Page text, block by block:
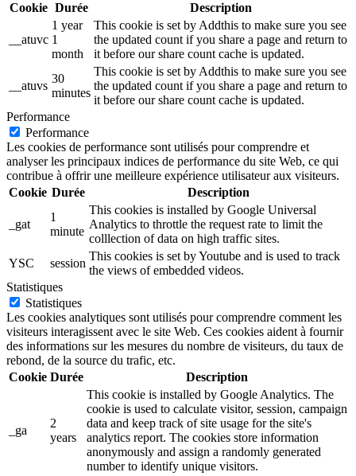
Cookie Durée Description
__atuvc
1 year
1
month
This cookie is set by Addthis to make sure you see
the updated count if you share a page and return to
it before our share count cache is updated.
__atuvs
30
minutes
This cookie is set by Addthis to make sure you see
the updated count if you share a page and return to
it before our share count cache is updated.
Performance
Performance
Les cookies de performance sont utilisés pour comprendre et
analyser les principaux indices de performance du site Web, ce qui
contribue à offrir une meilleure expérience utilisateur aux visiteurs.
Cookie Durée Description
_gat
1
minute
This cookies is installed by Google Universal
Analytics to throttle the request rate to limit the
colllection of data on high traffic sites.
YSC
session
This cookies is set by Youtube and is used to track
the views of embedded videos.
Statistiques
Statistiques
Les cookies analytiques sont utilisés pour comprendre comment les
visiteurs interagissent avec le site Web. Ces cookies aident à fournir
des informations sur les mesures du nombre de visiteurs, du taux de
rebond, de la source du trafic, etc.
Cookie Durée Description
_ga
2
years
This cookie is installed by Google Analytics. The
cookie is used to calculate visitor, session, campaign
data and keep track of site usage for the site's
analytics report. The cookies store information
anonymously and assign a randomly generated
number to identify unique visitors.